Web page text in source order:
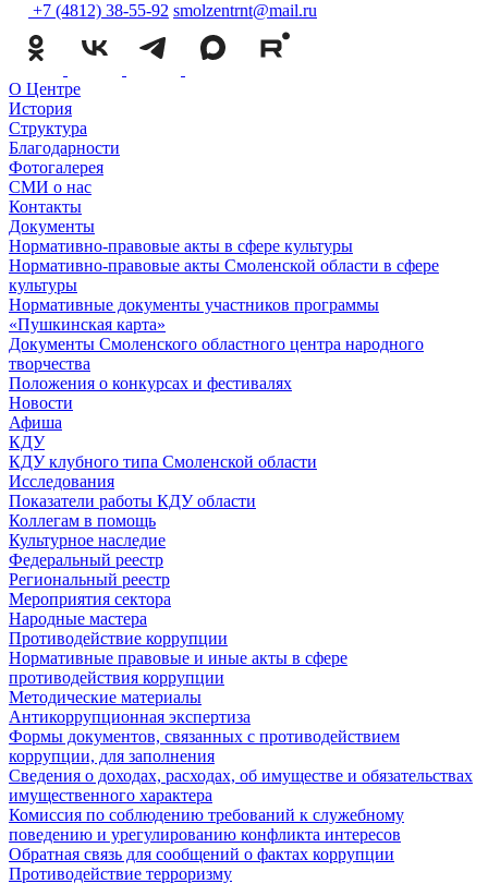
+7 (4812) 38-55-92 smolzentrnt@mail.ru
О Центре
История
Структура
Благодарности
Фотогалерея
СМИ о нас
Контакты
Документы
Нормативно-правовые акты в сфере культуры
Нормативно-правовые акты Смоленской области в сфере
культуры
Нормативные документы участников программы
«Пушкинская карта»
Документы Смоленского областного центра народного
творчества
Положения о конкурсах и фестивалях
Новости
Афиша
КДУ
КДУ клубного типа Смоленской области
Исследования
Показатели работы КДУ области
Коллегам в помощь
Культурное наследие
Федеральный реестр
Региональный реестр
Мероприятия сектора
Народные мастера
Противодействие коррупции
Нормативные правовые и иные акты в сфере
противодействия коррупции
Методические материалы
Антикоррупционная экспертиза
Формы документов, связанных с противодействием
коррупции, для заполнения
Сведения о доходах, расходах, об имуществе и обязательствах
имущественного характера
Комиссия по соблюдению требований к служебному
поведению и урегулированию конфликта интересов
Обратная связь для сообщений о фактах коррупции
Противодействие терроризму